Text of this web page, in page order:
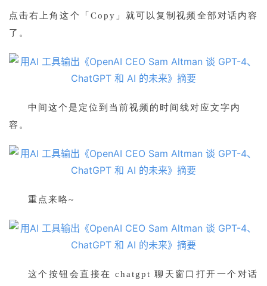
点击右上角这个「Copy」就可以复制视频全部对话内容
了。
中间这个是定位到 当前视频 的时间线对应文字内
容。
重点来咯~
这个按钮会直接在 chatgpt 聊天窗口打开一个对话